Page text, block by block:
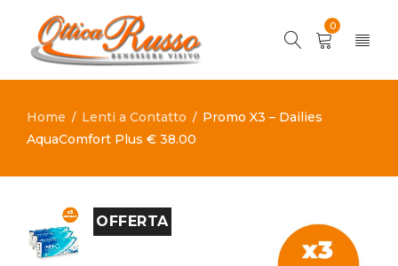
0
Home / Lenti a Contatto / Promo X3 – Dailies
AquaComfort Plus € 38.00
OFFERTA